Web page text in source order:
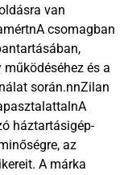
van
csomagban
és a
során.nnZilan
háztartásigép-
az
A márka